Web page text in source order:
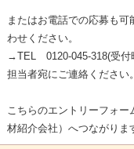
またはお電話での応募も
わせください。
→TEL 0120-045-318(受付
担当者宛にご連絡ください。
こちらのエントリーフォー
材紹介会社）へつながりま